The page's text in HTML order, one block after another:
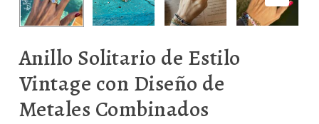
Anillo Solitario de Estilo
Vintage con Diseño de
Metales Combinados